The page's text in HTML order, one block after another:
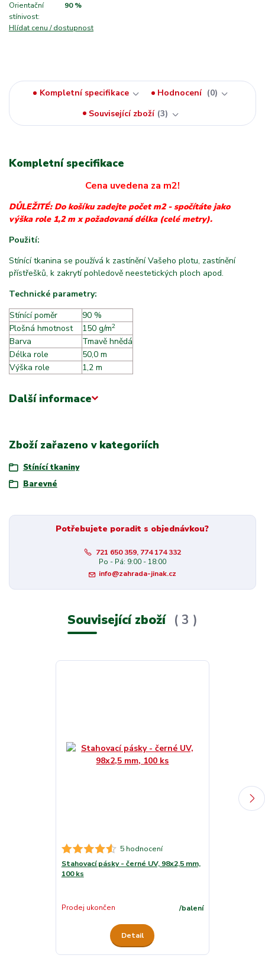
Orientační
stínivost:
90 %
Hlídat cenu / dostupnost
Kompletní specifikace Hodnocení
0
Související zboží 3
Kompletní specifikace
Cena uvedena za m2!
DŮLEŽITÉ: Do košíku zadejte počet m2 - spočítáte jako
výška role 1,2 m x požadovaná délka (celé metry).
Použití:
Stínící tkanina se používá k zastínění Vašeho plotu, zastínění
přístřešků, k zakrytí pohledově neestetických ploch apod.
Technické parametry:
Stínící poměr
90 %
Plošná hmotnost
150 g/m2
Barva
Tmavě hnědá
Délka role
50,0 m
Výška role
1,2 m
Další informace
Zboží zařazeno v kategoriích
Stínící tkaniny
Barevné
Potřebujete poradit s objednávkou?
721 650 359, 774 174 332
Po - Pá: 9:00 - 18:00
info@zahrada-jinak.cz
Související zboží 3
5 hodnocení
Stahovací pásky - černé UV, 98x2,5 mm,
100 ks
/balení
Prodej ukončen
Detail